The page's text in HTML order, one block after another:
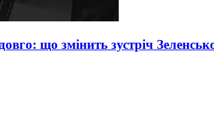
що змінить зустріч